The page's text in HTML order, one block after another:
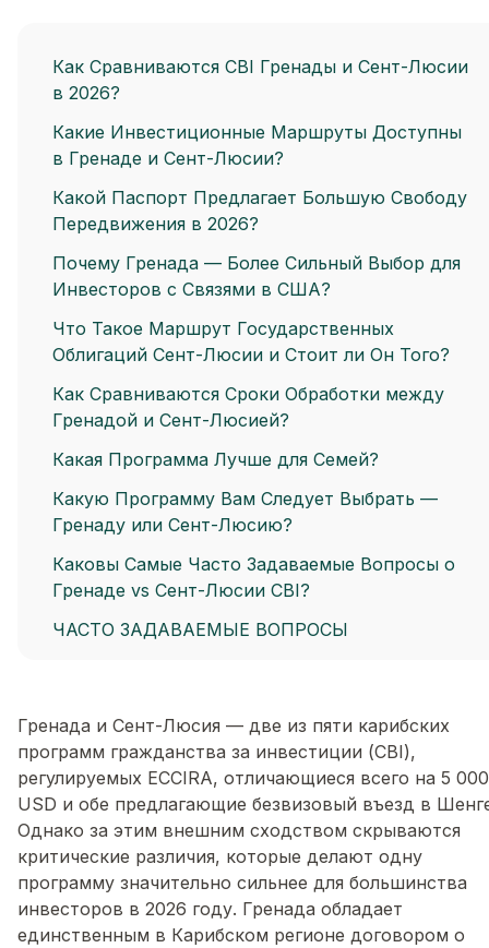
Как Сравниваются CBI Гренады и Сент-Люсии
в 2026?
Какие Инвестиционные Маршруты Доступны
в Гренаде и Сент-Люсии?
Какой Паспорт Предлагает Большую Свободу
Передвижения в 2026?
Почему Гренада — Более Сильный Выбор для
Инвесторов с Связями в США?
Что Такое Маршрут Государственных
Облигаций Сент-Люсии и Стоит ли Он Того?
Как Сравниваются Сроки Обработки между
Гренадой и Сент-Люсией?
Какая Программа Лучше для Семей?
Какую Программу Вам Следует Выбрать —
Гренаду или Сент-Люсию?
Каковы Самые Часто Задаваемые Вопросы о
Гренаде vs Сент-Люсии CBI?
ЧАСТО ЗАДАВАЕМЫЕ ВОПРОСЫ
Гренада и Сент-Люсия — две из пяти карибских
программ гражданства за инвестиции (CBI),
регулируемых ECCIRA, отличающиеся всего на 5 000
USD и обе предлагающие безвизовый въезд в
Однако за этим внешним сходством скрываются
критические различия, которые делают одну
программу значительно сильнее для большинства
инвесторов в 2026 году. Гренада обладает
единственным в Карибском регионе договором о